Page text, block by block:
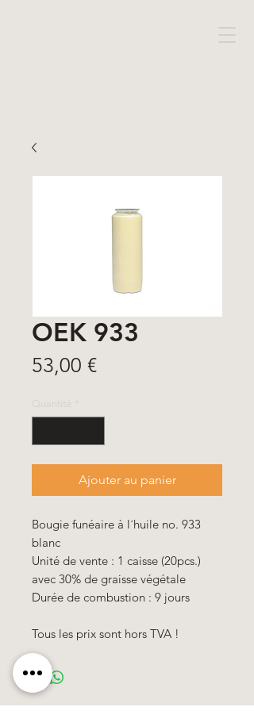
OEK 933
53,00 €Prix
Quantité
Ajouter au panier
Bougie funéaire à l´huile no. 933
blanc
Unité de vente : 1 caisse (20pcs.)
avec 30% de graisse végétale
Durée de combustion : 9 jours
Tous les prix sont hors TVA !